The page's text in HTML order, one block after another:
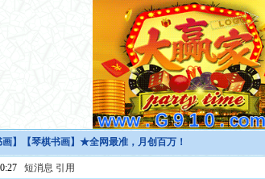
】【琴棋书画】★全网最准，月创百万！
短消息 引用